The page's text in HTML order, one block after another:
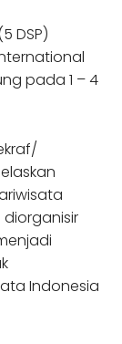
DSP)
pada 1 – 4
Indonesia